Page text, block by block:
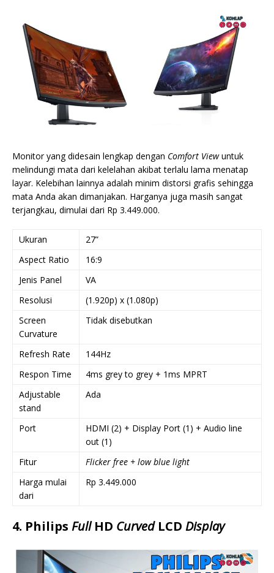
Monitor yang didesain lengkap dengan Comfort Viewuntuk
melindungi mata dari kelelahan akibat terlalu lama menatap
layar. Kelebihan lainnya adalah minim distorsi grafis sehingga
mata Anda akan dimanjakan. Harganya juga masih sangat
terjangkau, dimulai dari Rp 3.449.000.
Ukuran
27”
Aspect Ratio
16:9
Jenis Panel
VA
Resolusi
(1.920p) x (1.080p)
Screen
Curvature
Tidak disebutkan
Refresh Rate
144Hz
Respon Time
4ms grey to grey + 1ms MPRT
Adjustable
stand
Ada
Port
HDMI (2) + Display Port (1) + Audio line
out (1)
Fitur
Flicker free + low blue light
Harga mulai
dari
Rp 3.449.000
4. Philips FullHD CurvedLCD Display